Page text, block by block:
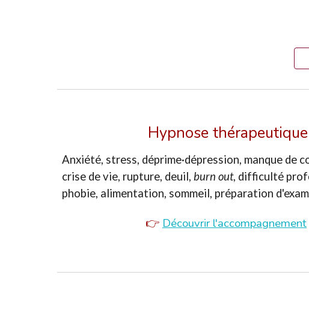
Hypnose thérapeutique
Anxiété, stress, déprime·dépression, manque de
crise de vie, rupture, deuil, burn out, difficulté
phobie, alimentation, sommeil, préparation
👉 Découvrir l'accompagnement